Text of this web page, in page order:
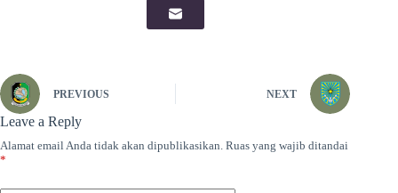
PREVIOUS NEXT
Leave a Reply
Alamat email Anda tidak akan dipublikasikan. Ruas yang wajib ditandai
*